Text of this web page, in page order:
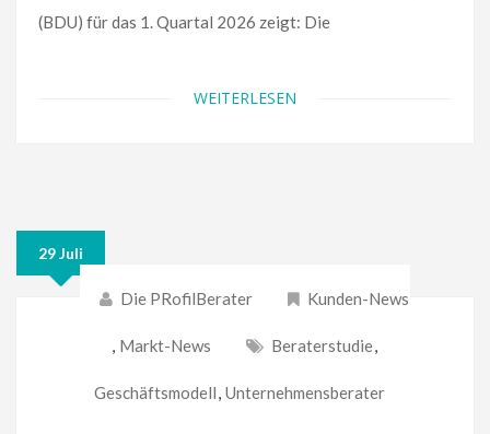
(BDU) für das 1. Quartal 2026 zeigt: Die
WEITERLESEN
29 Juli
Die PRofilBerater Kunden-News
, Markt-News Beraterstudie,
Geschäftsmodell, Unternehmensberater